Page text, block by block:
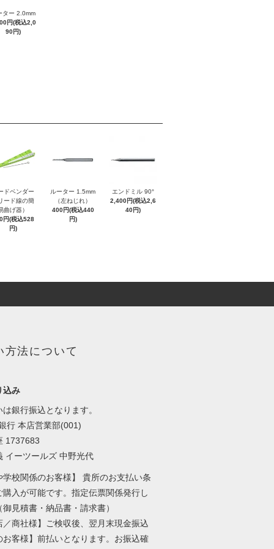
ター 2.0mm
円(税込2,0
90円)
ドベンダー
ード線の簡
曲げ器）
円(税込528
円)
ルーター 1.5mm
（左ねじれ）
400円(税込440
円)
エンドミル 90°
2,400円(税込2,6
40円)
方法について
込み
は銀行振込となります。
行 本店営業部(001)
1737683
イーツールズ 中野光代
学校関係のお客様】 貴所のお支払い条
購入が可能です。指定伝票関係発行し
御見積書・納品書・請求書）
／商社様】ご検収後、翌月末現金振込
お客様】前払いとなります。お振込確